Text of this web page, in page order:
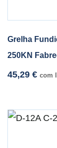
Grelha
250KN
45,29 € com